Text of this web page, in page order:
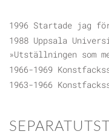
1996 Startade jag
1988 Uppsala
»Utställningen som
1966-1969
1963-1966